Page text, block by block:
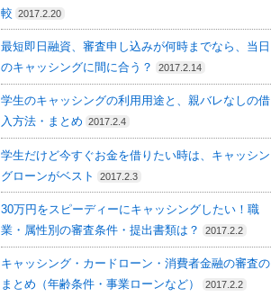
較
2017.2.20
最短即日融資、審査申し込みが何時までなら、当日
のキャッシングに間に合う？
2017.2.14
学生のキャッシングの利用用途と、親バレなしの借
入方法・まとめ
2017.2.4
学生だけど今すぐお金を借りたい時は、キャッシン
グローンがベスト
2017.2.3
30万円をスピーディーにキャッシングしたい！職
業・属性別の審査条件・提出書類は？
2017.2.2
キャッシング・カードローン・消費者金融の審査の
まとめ（年齢条件・事業ローンなど）
2017.2.2